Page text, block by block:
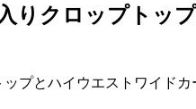
りクロップトッ
ップとハイウエストワイド